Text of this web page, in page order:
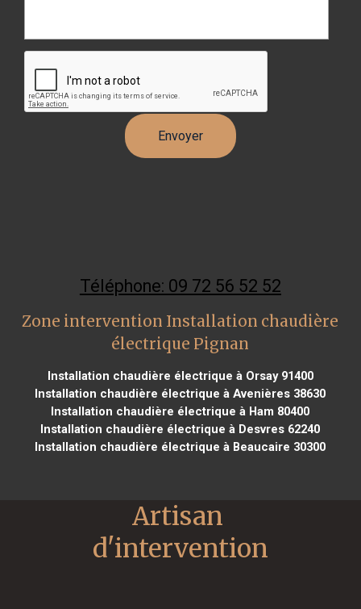
Téléphone: 09 72 56 52 52
Zone intervention Installation chaudière
électrique Pignan
Installation chaudière électrique à Orsay 91400
Installation chaudière électrique à Avenières 38630
Installation chaudière électrique à Ham 80400
Installation chaudière électrique à Desvres 62240
Installation chaudière électrique à Beaucaire 30300
Artisan
d'intervention